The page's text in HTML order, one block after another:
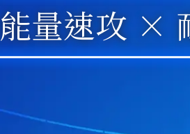
能量速攻 ×